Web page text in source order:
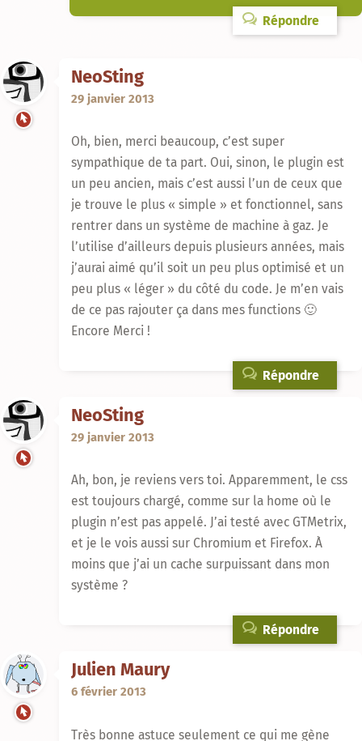
Répondre
NeoSting
29 janvier 2013
Oh, bien, merci beaucoup, c’est super
sympathique de ta part. Oui, sinon, le plugin est
un peu ancien, mais c’est aussi l’un de ceux que
je trouve le plus « simple » et fonctionnel, sans
rentrer dans un système de machine à gaz. Je
l’utilise d’ailleurs depuis plusieurs années, mais
j’aurai aimé qu’il soit un peu plus optimisé et un
peu plus « léger » du côté du code. Je m’en vais
de ce pas rajouter ça dans mes functions 🙂
Encore Merci !
Répondre
NeoSting
29 janvier 2013
Ah, bon, je reviens vers toi. Apparemment, le css
est toujours chargé, comme sur la home où le
plugin n’est pas appelé. J’ai testé avec GTMetrix,
et je le vois aussi sur Chromium et Firefox. À
moins que j’ai un cache surpuissant dans mon
système ?
Répondre
Julien Maury
6 février 2013
Très bonne astuce seulement ce qui me gène